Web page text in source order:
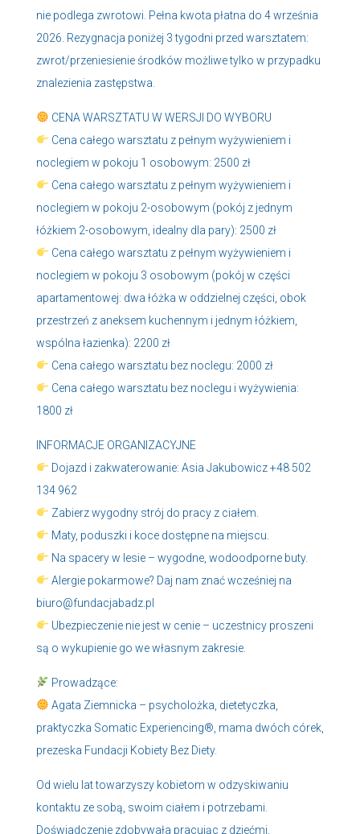
nie podlega zwrotowi. Pełna kwota płatna do 4 września
2026. Rezygnacja poniżej 3 tygodni przed warsztatem:
zwrot/przeniesienie środków możliwe tylko w przypadku
znalezienia zastępstwa.
CENA WARSZTATU W WERSJI DO WYBORU
Cena całego warsztatu z pełnym wyżywieniem i
noclegiem w pokoju 1 osobowym: 2500 zł
Cena całego warsztatu z pełnym wyżywieniem i
noclegiem w pokoju 2-osobowym (pokój z jednym
łóżkiem 2-osobowym, idealny dla pary): 2500 zł
Cena całego warsztatu z pełnym wyżywieniem i
noclegiem w pokoju 3 osobowym (pokój w części
apartamentowej: dwa łóżka w oddzielnej części, obok
przestrzeń z aneksem kuchennym i jednym łóżkiem,
wspólna łazienka): 2200 zł
Cena całego warsztatu bez noclegu: 2000 zł
Cena całego warsztatu bez noclegu i wyżywienia:
1800 zł
INFORMACJE ORGANIZACYJNE
Dojazd i zakwaterowanie: Asia Jakubowicz +48 502
134 962
Zabierz wygodny strój do pracy z ciałem.
Maty, poduszki i koce dostępne na miejscu.
Na spacery w lesie – wygodne, wodoodporne buty.
Alergie pokarmowe? Daj nam znać wcześniej na
biuro@fundacjabadz.pl
Ubezpieczenie nie jest w cenie – uczestnicy proszeni
są o wykupienie go we własnym zakresie.
Prowadzące:
Agata Ziemnicka – psycholożka, dietetyczka,
praktyczka Somatic Experiencing®, mama dwóch córek,
prezeska Fundacji Kobiety Bez Diety.
Od wielu lat towarzyszy kobietom w odzyskiwaniu
kontaktu ze sobą, swoim ciałem i potrzebami.
Doświadczenie zdobywała pracując z dziećmi,